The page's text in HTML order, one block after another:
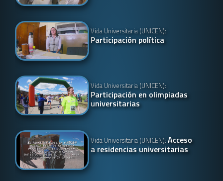
Vida Universitaria (UNICEN):
Participación política
Vida Universitaria (UNICEN):
Participación en olimpiadas
universitarias
Vida Universitaria (UNICEN):Acceso
a residencias universitarias